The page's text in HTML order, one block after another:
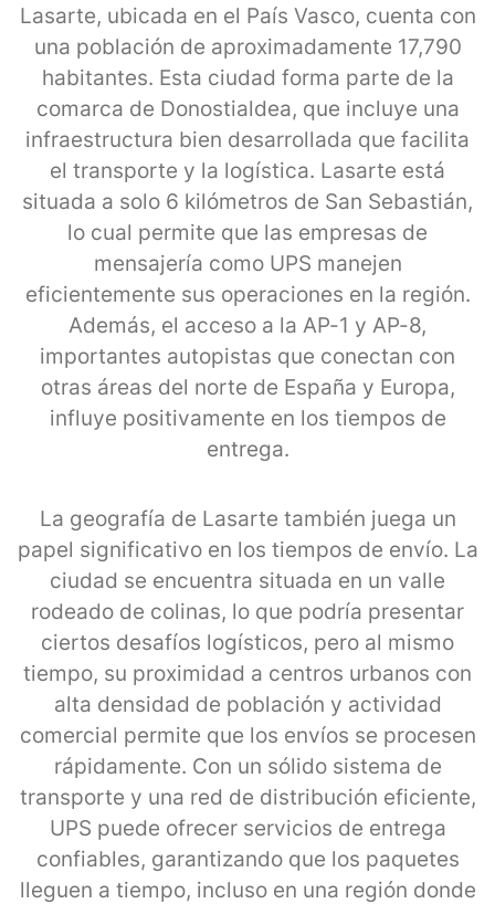
Lasarte, ubicada en el País Vasco, cuenta con
una población de aproximadamente 17,790
habitantes. Esta ciudad forma parte de la
comarca de Donostialdea, que incluye una
infraestructura bien desarrollada que facilita
el transporte y la logística. Lasarte está
situada a solo 6 kilómetros de San Sebastián,
lo cual permite que las empresas de
mensajería como UPS manejen
eficientemente sus operaciones en la región.
Además, el acceso a la AP-1 y AP-8,
importantes autopistas que conectan con
otras áreas del norte de España y Europa,
influye positivamente en los tiempos de
entrega.
La geografía de Lasarte también juega un
papel significativo en los tiempos de envío. La
ciudad se encuentra situada en un valle
rodeado de colinas, lo que podría presentar
ciertos desafíos logísticos, pero al mismo
tiempo, su proximidad a centros urbanos con
alta densidad de población y actividad
comercial permite que los envíos se procesen
rápidamente. Con un sólido sistema de
transporte y una red de distribución eficiente,
UPS puede ofrecer servicios de entrega
confiables, garantizando que los paquetes
lleguen a tiempo, incluso en una región donde